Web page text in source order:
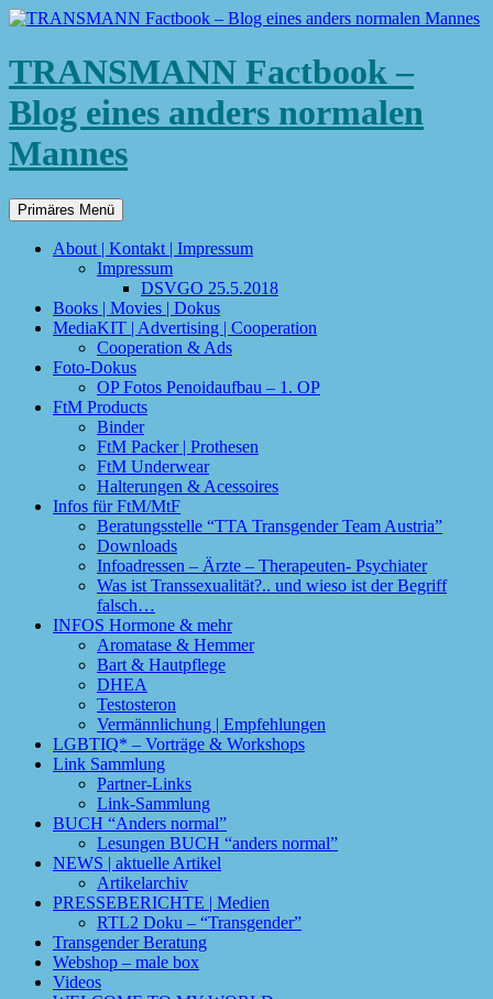
TRANSMANN Factbook –
Blog eines anders normalen
Mannes
Suchen
Primäres Menü Zum
Inhalt
springen
About | Kontakt | Impressum
Impressum
DSVGO 25.5.2018
Books | Movies | Dokus
MediaKIT | Advertising | Cooperation
Cooperation & Ads
Foto-Dokus
OP Fotos Penoidaufbau – 1. OP
FtM Products
Binder
FtM Packer | Prothesen
FtM Underwear
Halterungen & Acessoires
Infos für FtM/MtF
Beratungsstelle “TTA Transgender Team Austria”
Downloads
Infoadressen – Ärzte – Therapeuten- Psychiater
Was ist Transsexualität?.. und wieso ist der Begriff
falsch…
INFOS Hormone & mehr
Aromatase & Hemmer
Bart & Hautpflege
DHEA
Testosteron
Vermännlichung | Empfehlungen
LGBTIQ* – Vorträge & Workshops
Link Sammlung
Partner-Links
Link-Sammlung
BUCH “Anders normal”
Lesungen BUCH “anders normal”
NEWS | aktuelle Artikel
Artikelarchiv
PRESSEBERICHTE | Medien
RTL2 Doku – “Transgender”
Transgender Beratung
Webshop – male box
Videos